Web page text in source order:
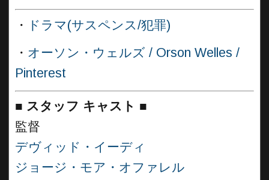
・
ドラマ(サスペンス/犯罪)
・ オーソン・ウェルズ / Orson Welles /
Pinterest
■ スタッフ キャスト ■
監督
デヴィッド・イーディ
ジョージ・モア・オファレル